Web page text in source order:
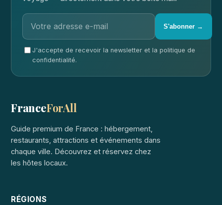
S'abonner →
J'accepte de recevoir la newsletter et la politique de
confidentialité.
FranceForAll
Guide premium de France : hébergement,
restaurants, attractions et événements dans
chaque ville. Découvrez et réservez chez
les hôtes locaux.
RÉGIONS